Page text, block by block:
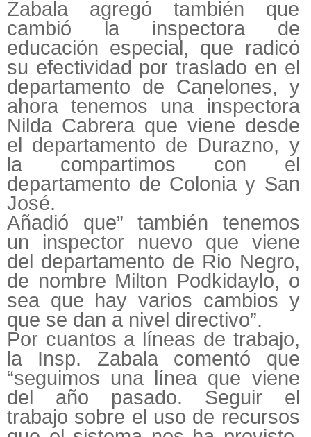
Zabala agregó también que
cambió la inspectora de
educación especial, que radicó
su efectividad por traslado en el
departamento de Canelones, y
ahora tenemos una inspectora
Nilda Cabrera que viene desde
el departamento de Durazno, y
la compartimos con el
departamento de Colonia y San
José.
Añadió que” también tenemos
un inspector nuevo que viene
del departamento de Rio Negro,
de nombre Milton Podkidaylo, o
sea que hay varios cambios y
que se dan a nivel directivo”.
Por cuantos a líneas de trabajo,
la Insp. Zabala comentó que
“seguimos una línea que viene
del año pasado. Seguir el
trabajo sobre el uso de recursos